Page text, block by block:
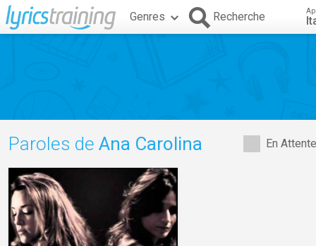
Genres Recherche
En
Paroles de Ana Carolina